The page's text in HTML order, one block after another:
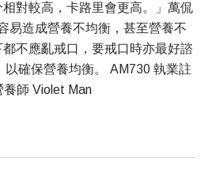
對較高，卡路里會更高。」萬侃
易造成營養不均衡，甚至營養不
不應亂戒口，要戒口時亦最好諮
確保營養均衡。 AM730 執業註
養師 Violet Man